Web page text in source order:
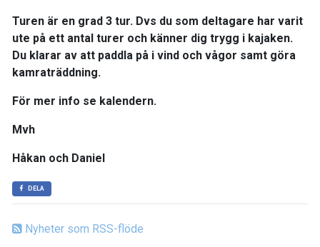
Nyheter som RSS-flöde
Turen är en grad 3 tur. Dvs du som deltagare har varit
ute på ett antal turer och känner dig trygg i kajaken.
Du klarar av att paddla på i vind och vågor samt göra
kamraträddning.
För mer info se kalendern.
Mvh
Håkan och Daniel
DELA